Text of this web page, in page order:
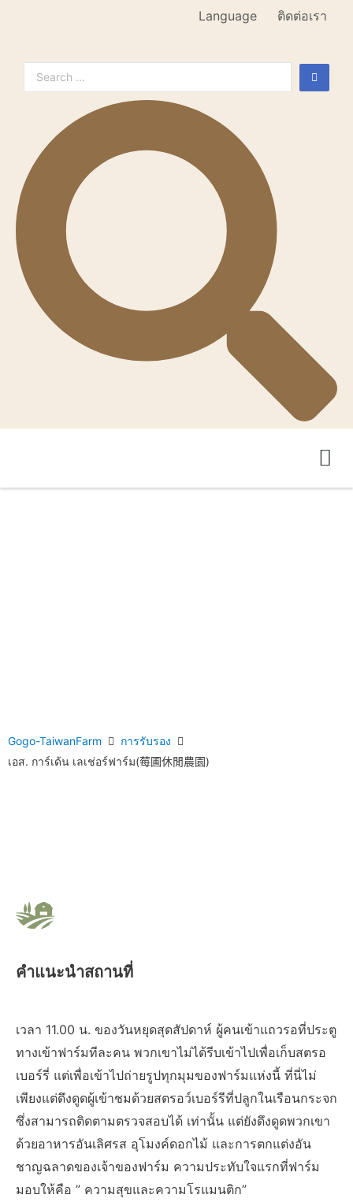
Language ติดต่อเรา
Gogo-TaiwanFarm
การรับรอง
เอส. การ์เด้น เลเช่อร์ฟาร์ม(莓圃休閒農園)
คำแนะนำสถานที่
เวลา 11.00 น. ของวันหยุดสุดสัปดาห์ ผู้คนเข้าแถวรอที่ประตู
ทางเข้าฟาร์มทีละคน พวกเขาไม่ได้รีบเข้าไปเพื่อเก็บสตรอ
เบอร์รี่ แต่เพื่อเข้าไปถ่ายรูปทุกมุมของฟาร์มแห่งนี้ ที่นี่ไม่
เพียงแต่ดึงดูดผู้เข้าชมด้วยสตรอว์เบอร์รีที่ปลูกในเรือนกระจก
ซึ่งสามารถติดตามตรวจสอบได้ เท่านั้น แต่ยังดึงดูดพวกเขา
ด้วยอาหารอันเลิศรส อุโมงค์ดอกไม้ และการตกแต่งอัน
ชาญฉลาดของเจ้าของฟาร์ม ความประทับใจแรกที่ฟาร์ม
มอบให้คือ ” ความสุขและความโรแมนติก”